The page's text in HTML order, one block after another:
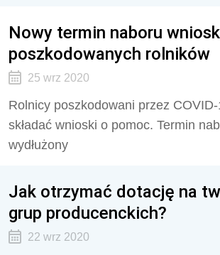
Nowy termin naboru
poszkodowanych rolników
25 wrz 2020
Rolnicy poszkodowani przez
składać wnioski o pomoc. Termin
wydłużony
Jak otrzymać dotację na
grup producenckich?
22 wrz 2020